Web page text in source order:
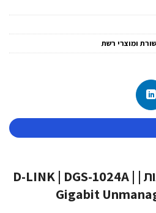
ומוצרי רשת
מתג די-לינק 24 יציאות | D-LINK | DGS-1024A |
Gigabit